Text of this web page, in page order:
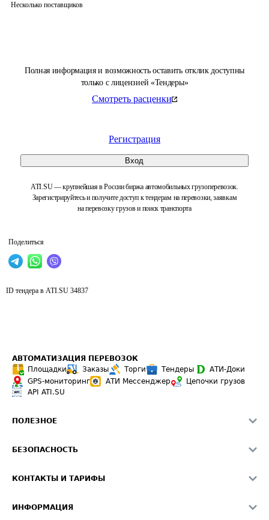
Полная информация и возможность оставить отклик доступны
только с лицензией «Тендеры»
Смотреть расценки
Регистрация
Вход
ATI.SU — крупнейшая в России биржа автомобильных грузоперевозок.
Зарегистрируйтесь и получите доступ к тендерам на перевозки, заявкам
на перевозку грузов и поиск транспорта
Поделиться
Несколько поставщиков
ID тендера в ATI.SU 34837
АВТОМАТИЗАЦИЯ ПЕРЕВОЗОК
Площадки
Заказы Торги Тендеры
АТИ-Доки
GPS-мониторинг
АТИ Мессенджер
Цепочки грузов
API ATI.SU
ПОЛЕЗНОЕ
Звезды ATI.SU на вашем сайте
Средние ставки
БЕЗОПАСНОСТЬ
Светофор+
КОНТАКТЫ И ТАРИФЫ
ИНФОРМАЦИЯ